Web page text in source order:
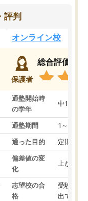
評判
オンライン校
保護者
総合評価
通塾開始時
の学年
中1
通塾期間 1～3ヵ月
通った目的 定期テス
偏差値の変
化
上がった
志望校の合
格
受験して
出ていな